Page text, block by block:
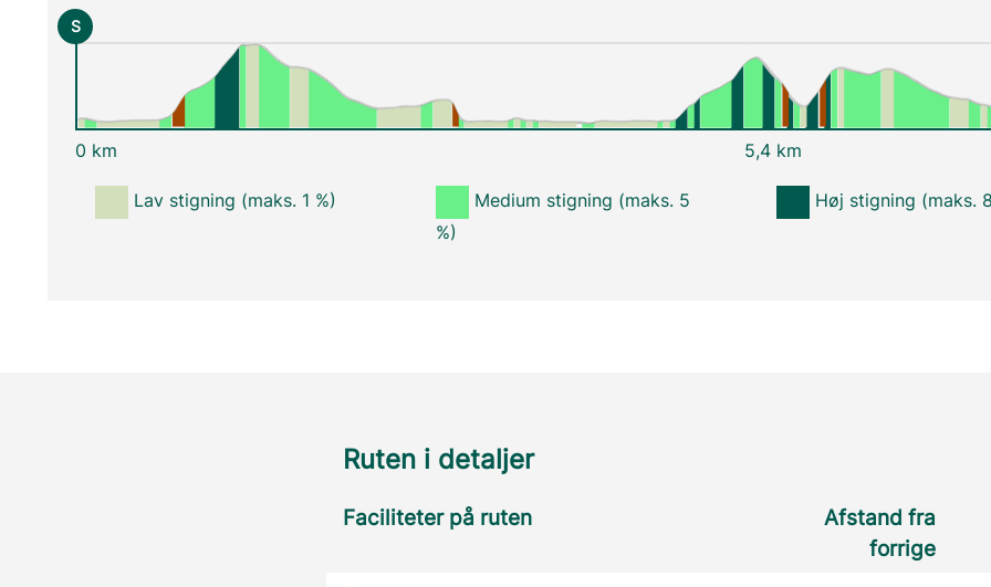
S
0 km 5,4 km
Lav stigning (maks. 1 %)
Medium stigning (maks. 5
%)
Høj stigning (maks.
Ruten i detaljer
Faciliteter på ruten
Afstand fra
forrige